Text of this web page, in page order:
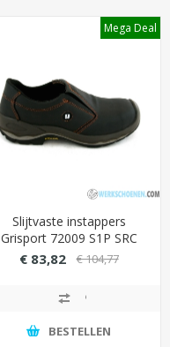
Mega Deal
Slijtvaste instappers
Grisport 72009 S1P SRC
met Vibram zool (bestand
€ 83,82 € 104,77
BESTELLEN